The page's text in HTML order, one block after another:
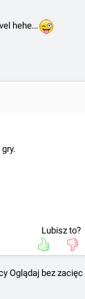
hehe...
Lubisz to?
Oglądaj bez